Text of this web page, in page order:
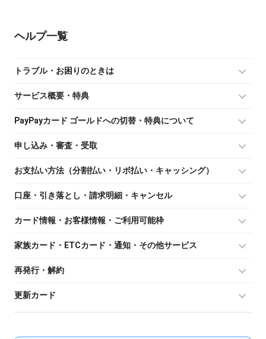
ヘルプ
トラブル・お困りのときは
サービス概要・特典
PayPayカード ゴールドへの切替・特典について
申し込み・審査・受取
お支払い方法（分割払い・リボ払い・キャッシング）
口座・引き落とし・請求明細・キャンセル
カード情報・お客様情報・ご利用可能枠
家族カード・ETCカード・通知・その他サービス
再発行・解約
更新カード